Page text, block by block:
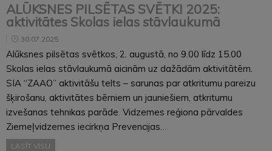
ALŪKSNES PILSĒTAS SVĒTKI 2025:
aktivitātes Skolas ielas stāvlaukumā
30.07.2025
Alūksnes pilsētas svētkos, 2. augustā, no 9.00 līdz 15.00
Skolas ielas stāvlaukumā aicinām uz dažādām aktivitātēm.
SIA “ZAAO” aktivitāšu telts – sarunas par atkritumu pareizu
šķirošanu, aktivitātes bērniem un jauniešiem, atkritumu
izvešanas tehnikas parāde. Vidzemes reģiona pārvaldes
Ziemeļvidzemes iecirkņa Prevencijas…
LASĪT VISU